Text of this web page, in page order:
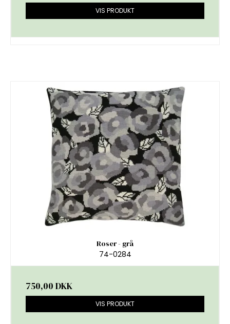
VIS PRODUKT
Roser - grå
74-0284
750,00 DKK
VIS PRODUKT